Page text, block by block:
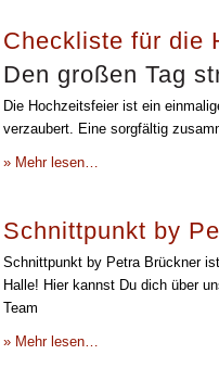
Checkliste für die
Den großen Tag
Die Hochzeitsfeier ist ein
verzaubert. Eine sorgfältig
» Mehr lesen…
Schnittpunkt by
Schnittpunkt by Petra Brückner
Halle! Hier kannst Du dich über
Team
» Mehr lesen…